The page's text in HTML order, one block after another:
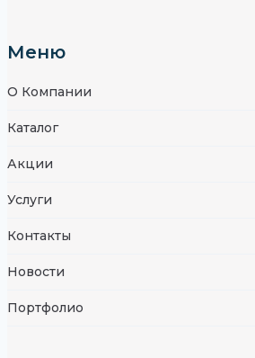
Меню
О Компании
Каталог
Акции
Услуги
Контакты
Новости
Портфолио